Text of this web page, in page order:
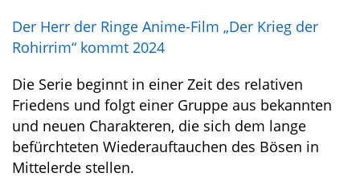
Der Herr der Ringe Anime-Film „Der Krieg der
Rohirrim“ kommt 2024
Die Serie beginnt in einer Zeit des relativen
Friedens und folgt einer Gruppe aus bekannten
und neuen Charakteren, die sich dem lange
befürchteten Wiederauftauchen des Bösen in
Mittelerde stellen.